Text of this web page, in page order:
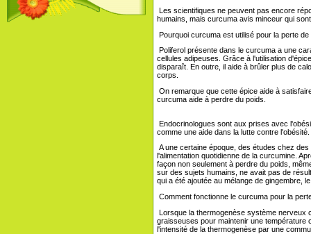
Les scientifiques ne peuvent pas encore
humains, mais curcuma avis minceur qui
Pourquoi curcuma est utilisé pour la perte de
Poliferol présente dans le curcuma a une
cellules adipeuses. Grâce à l'utilisation
disparaît. En outre, il aide à brûler plus de
corps.
On remarque que cette épice aide à
curcuma aide à perdre du poids.
Endocrinologues sont aux prises avec
comme une aide dans la lutte contre l'obésité.
A une certaine époque, des études chez
l'alimentation quotidienne de la curcumine.
façon non seulement à perdre du poids,
sur des sujets humains, ne avait pas de
qui a été ajoutée au mélange de gingembre,
Comment fonctionne le curcuma pour la
Lorsque la thermogenèse système nerveux
graisseuses pour maintenir une température
l'intensité de la thermogenèse par une